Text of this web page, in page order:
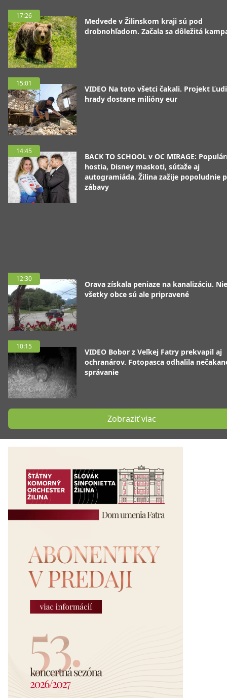
17:26
Medvede v Žilinskom kraji sú pod
drobnohľadom. Začala sa dôležitá
15:01
VIDEO Na toto všetci čakali. Projekt
hrady dostane milióny eur
14:45
BACK TO SCHOOL v OC MIRAGE:
hostia, Disney maskoti, súťaže aj
autogramiáda. Žilina zažije popoludnie
zábavy
12:30
Orava získala peniaze na kanalizáciu. Nie
všetky obce sú ale pripravené
10:15
VIDEO Bobor z Veľkej Fatry prekvapil aj
ochranárov. Fotopasca odhalila
správanie
Zobraziť viac